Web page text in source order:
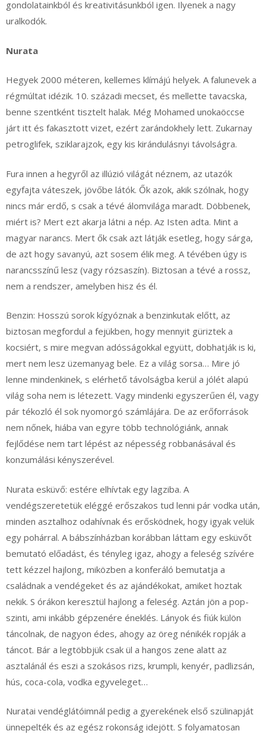
gondolatainkból és kreativitásunkból igen. Ilyenek a nagy
uralkodók.
Nurata
Hegyek 2000 méteren, kellemes klímájú helyek. A falunevek a
régmúltat idézik. 10. századi mecset, és mellette tavacska,
benne szentként tisztelt halak. Még Mohamed unokaöccse
járt itt és fakasztott vizet, ezért zarándokhely lett. Zukarnay
petroglifek, sziklarajzok, egy kis kirándulásnyi távolságra.
Fura innen a hegyről az illúzió világát néznem, az utazók
egyfajta váteszek, jövőbe látók. Ők azok, akik szólnak, hogy
nincs már erdő, s csak a tévé álomvilága maradt. Döbbenek,
miért is? Mert ezt akarja látni a nép. Az Isten adta. Mint a
magyar narancs. Mert ők csak azt látják esetleg, hogy sárga,
de azt hogy savanyú, azt sosem élik meg. A tévében úgy is
narancsszínű lesz (vagy rózsaszín). Biztosan a tévé a rossz,
nem a rendszer, amelyben hisz és él.
Benzin: Hosszú sorok kígyóznak a benzinkutak előtt, az
biztosan megfordul a fejükben, hogy mennyit güriztek a
kocsiért, s mire megvan adósságokkal együtt, dobhatják is ki,
mert nem lesz üzemanyag bele. Ez a világ sorsa… Mire jó
lenne mindenkinek, s elérhető távolságba kerül a jólét alapú
világ soha nem is létezett. Vagy mindenki egyszerűen él, vagy
pár tékozló él sok nyomorgó számlájára. De az erőforrások
nem nőnek, hiába van egyre több technológiánk, annak
fejlődése nem tart lépést az népesség robbanásával és
konzumálási kényszerével.
Nurata esküvő: estére elhívtak egy lagziba. A
vendégszeretetük eléggé erőszakos tud lenni pár vodka után,
minden asztalhoz odahívnak és erősködnek, hogy igyak velük
egy pohárral. A bábszínházban korábban láttam egy esküvőt
bemutató előadást, és tényleg igaz, ahogy a feleség szívére
tett kézzel hajlong, miközben a konferáló bemutatja a
családnak a vendégeket és az ajándékokat, amiket hoztak
nekik. S órákon keresztül hajlong a feleség. Aztán jön a pop-
szinti, ami inkább gépzenére éneklés. Lányok és fiúk külön
táncolnak, de nagyon édes, ahogy az öreg nénikék ropják a
táncot. Bár a legtöbbjük csak ül a hangos zene alatt az
asztalánál és eszi a szokásos rizs, krumpli, kenyér, padlizsán,
hús, coca-cola, vodka egyveleget…
Nuratai vendéglátóimnál pedig a gyerekének első szülinapját
ünnepelték és az egész rokonság idejött. S folyamatosan